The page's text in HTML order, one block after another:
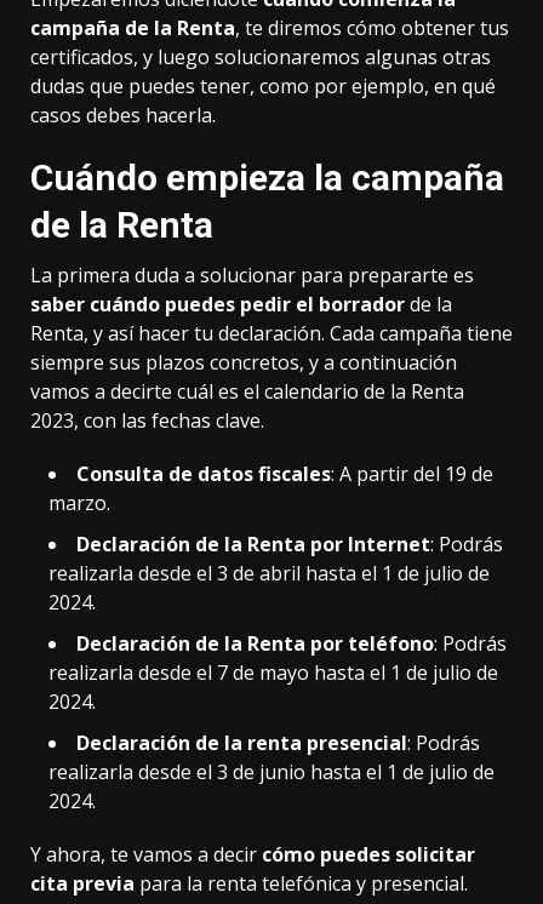
campaña de la Renta, te diremos cómo obtener tus
certificados, y luego solucionaremos algunas otras
dudas que puedes tener, como por ejemplo, en qué
casos debes hacerla.
Cuándo empieza la campaña
de la Renta
La primera duda a solucionar para prepararte es
saber cuándo puedes pedir el borradorde la
Renta, y así hacer tu declaración. Cada campaña tiene
siempre sus plazos concretos, y a continuación
vamos a decirte cuál es el calendario de la Renta
2023, con las fechas clave.
Consulta de datos fiscales: A partir del 19 de
marzo.
Declaración de la Renta por Internet: Podrás
realizarla desde el 3 de abril hasta el 1 de julio de
2024.
Declaración de la Renta por teléfono: Podrás
realizarla desde el 7 de mayo hasta el 1 de julio de
2024.
Declaración de la renta presencial: Podrás
realizarla desde el 3 de junio hasta el 1 de julio de
2024.
Y ahora, te vamos a decir cómo puedes solicitar
cita previa para la renta telefónica y presencial.